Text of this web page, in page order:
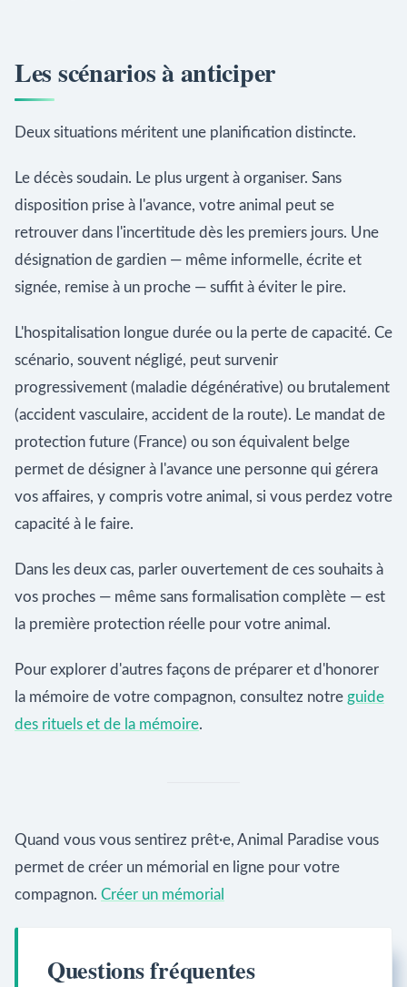
Les scénarios à anticiper
Deux situations méritent une planification distincte.
Le décès soudain. Le plus urgent à organiser. Sans
disposition prise à l'avance, votre animal peut se
retrouver dans l'incertitude dès les premiers jours. Une
désignation de gardien — même informelle, écrite et
signée, remise à un proche — suffit à éviter le pire.
L'hospitalisation longue durée ou la perte de capacité. Ce
scénario, souvent négligé, peut survenir
progressivement (maladie dégénérative) ou brutalement
(accident vasculaire, accident de la route). Le mandat de
protection future (France) ou son équivalent belge
permet de désigner à l'avance une personne qui gérera
vos affaires, y compris votre animal, si vous perdez votre
capacité à le faire.
Dans les deux cas, parler ouvertement de ces souhaits à
vos proches — même sans formalisation complète — est
la première protection réelle pour votre animal.
Pour explorer d'autres façons de préparer et d'honorer
la mémoire de votre compagnon, consultez notre guide
des rituels et de la mémoire.
Quand vous vous sentirez prêt·e, Animal Paradise vous
permet de créer un mémorial en ligne pour votre
compagnon. Créer un mémorial
Questions fréquentes